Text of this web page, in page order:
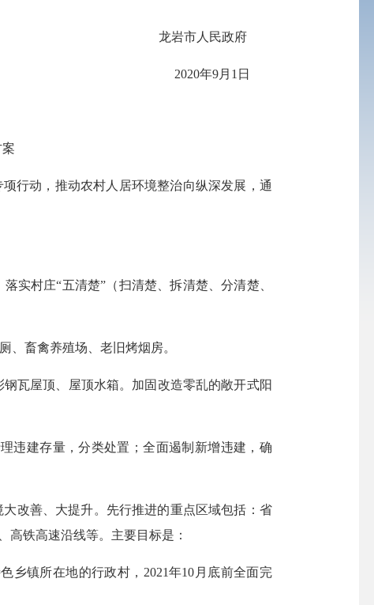
龙岩市人民政府
2020年9月1日
行动，推动农村人居环境整治向纵深发展，通
村庄“五清楚”（扫清楚、拆清楚、分清楚、
畜禽养殖场、老旧烤烟房。
瓦屋顶、屋顶水箱。加固改造零乱的敞开式阳
建存量，分类处置；全面遏制新增违建，确
改善、大提升。先行推进的重点区域包括：省
高铁高速沿线等。主要目标是：
镇所在地的行政村，2021年10月底前全面完